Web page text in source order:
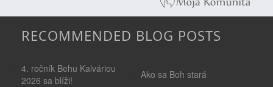
RECOMMENDED BLOG POSTS
4. ročník Behu Kalváriou
2026 sa blíži!
Ako sa Boh stará